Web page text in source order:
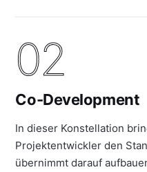
02
Co-Development
In dieser Konstellation
Projektentwickler den
übernimmt darauf